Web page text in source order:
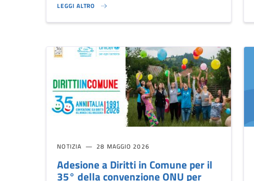
LEGGI ALTRO
SALDI DI FINE STAGIONE ESTIVA 2026}
NOTIZIA 28 MAGGIO 2026
Adesione a Diritti in Comune per il
35° della convenzione ONU per